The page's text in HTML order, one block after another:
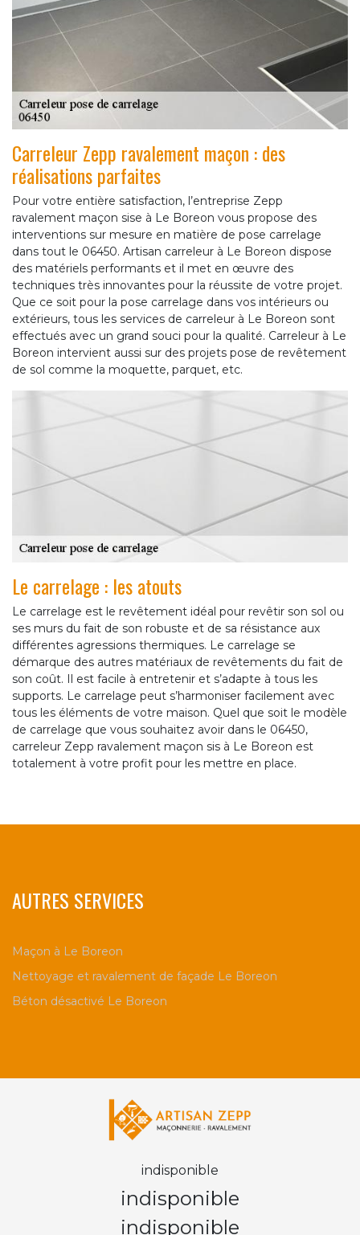
Carreleur Zepp ravalement maçon : des
réalisations parfaites
Pour votre entière satisfaction, l’entreprise Zepp
ravalement maçon sise à Le Boreon vous propose des
interventions sur mesure en matière de pose carrelage
dans tout le 06450. Artisan carreleur à Le Boreon dispose
des matériels performants et il met en œuvre des
techniques très innovantes pour la réussite de votre projet.
Que ce soit pour la pose carrelage dans vos intérieurs ou
extérieurs, tous les services de carreleur à Le Boreon sont
effectués avec un grand souci pour la qualité. Carreleur à Le
Boreon intervient aussi sur des projets pose de revêtement
de sol comme la moquette, parquet, etc.
Le carrelage : les atouts
Le carrelage est le revêtement idéal pour revêtir son sol ou
ses murs du fait de son robuste et de sa résistance aux
différentes agressions thermiques. Le carrelage se
démarque des autres matériaux de revêtements du fait de
son coût. Il est facile à entretenir et s’adapte à tous les
supports. Le carrelage peut s’harmoniser facilement avec
tous les éléments de votre maison. Quel que soit le modèle
de carrelage que vous souhaitez avoir dans le 06450,
carreleur Zepp ravalement maçon sis à Le Boreon est
totalement à votre profit pour les mettre en place.
AUTRES SERVICES
Maçon à Le Boreon
Nettoyage et ravalement de façade Le Boreon
Béton désactivé Le Boreon
indisponible
indisponible
indisponible